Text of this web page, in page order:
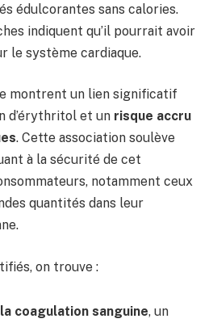
édulcorantes sans calories.
indiquent qu’il pourrait avoir
le système cardiaque.
montrent un lien significatif
d’érythritol et un risque accru
. Cette association soulève
à la sécurité de cet
notamment ceux
quantités dans leur
on trouve :
coagulation sanguine, un